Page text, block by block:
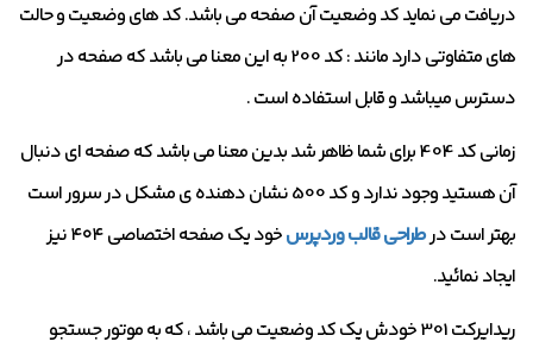
دریافت می نماید کد وضعیت آن صفحه می باشد. کد های وضعیت و حالت
های متفاوتی دارد مانند : کد 200 به این معنا می باشد که صفحه در
دسترس میباشد و قابل استفاده است .
زمانی کد 404 برای شما ظاهر شد بدین معنا می باشد که صفحه ای دنبال
آن هستید وجود ندارد و کد 500 نشان دهنده ی مشکل در سرور است
بهتر است درطراحی قالب وردپرس
خود یک صفحه اختصاصی ۴۰۴ نیز
ایجاد نمائید.
ریدایرکت 301 خودش یک کد وضعیت می باشد ، که به موتور جستجو